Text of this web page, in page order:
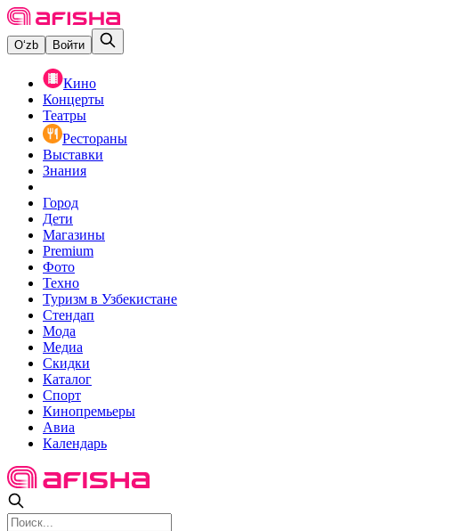
O‘zb Войти
Кино
Концерты
Театры
Рестораны
Выставки
Знания
Город
Дети
Магазины
Premium
Фото
Техно
Туризм в Узбекистане
Стендап
Мода
Медиа
Скидки
Каталог
Спорт
Кинопремьеры
Авиа
Календарь